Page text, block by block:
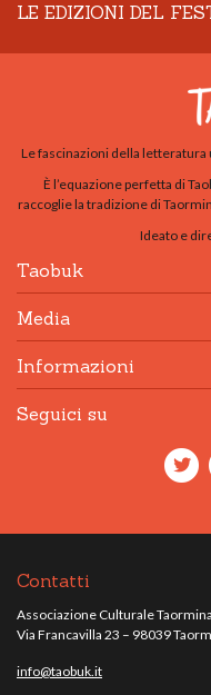
LE EDIZIONI DEL
Le fascinazioni della letteratura
È l’equazione perfetta di
raccoglie la tradizione di
Ideato e
Taobuk
Media
Informazioni
Seguici su
Contatti
Associazione Culturale
Via Francavilla 23 – 98039
info@taobuk.it